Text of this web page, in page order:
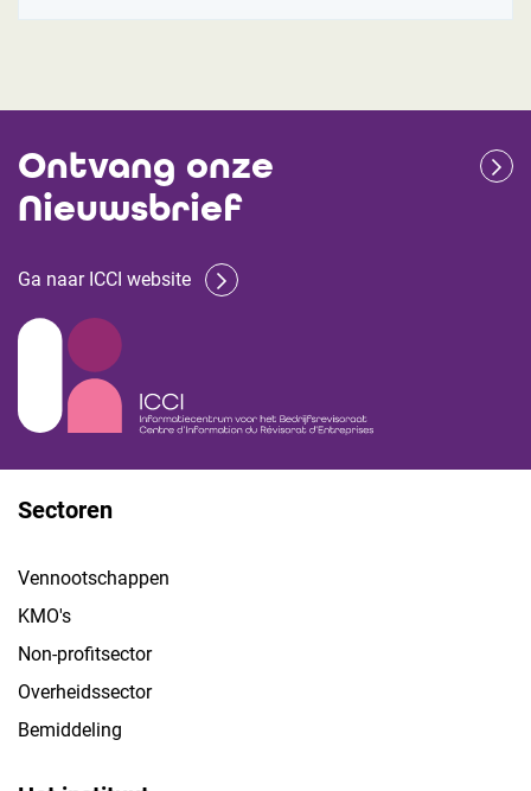
Ontvang onze
Nieuwsbrief
Ga naar ICCI website
Sectoren
Vennootschappen
KMO's
Non-profitsector
Overheidssector
Bemiddeling